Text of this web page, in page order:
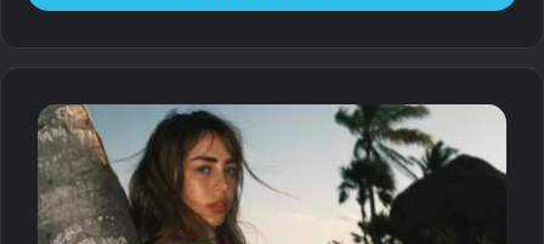
стабилизация ситуации. Глава Сбера считает, что еще
год придется пожить в этой истории.
Банкир за то, что рынок ипотеки «сильно болеет»,